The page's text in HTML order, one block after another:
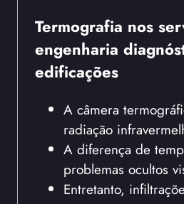
Termografia nos
engenharia
edificações
A câmera
radiação
A diferença de
problemas ocultos
Entretanto,